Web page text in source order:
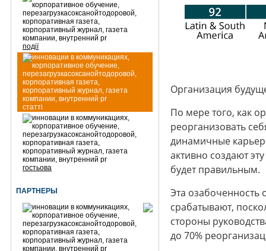
події
статті
гостьова
ПАРТНЕРЫ
Организация
По мере того, как
реорганизовать
динамичные
активно создают
будет правильным.
Эта
срабатывают,
стороны
до 70%